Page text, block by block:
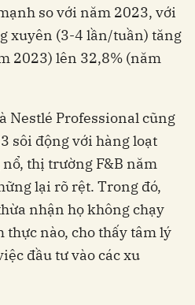
so với năm 2023, với
xuyên (3-4 lần/tuần) tăng
2023) lên 32,8% (năm
Nestlé Professional cũng
sôi động với hàng loạt
thị trường F&B năm
lại rõ rệt. Trong đó,
nhận họ không chạy
thực nào, cho thấy tâm lý
đầu tư vào các xu